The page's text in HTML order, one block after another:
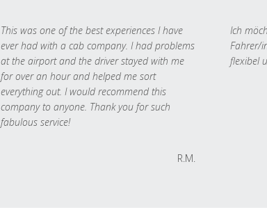
This was one of the best experiences I have
ever had with a cab company. I had problems
at the airport and the driver stayed with me
for over an hour and helped me sort
everything out. I would recommend this
company to anyone. Thank you for such
fabulous service!
R.M.
Ich
Fahrer/
flexibel